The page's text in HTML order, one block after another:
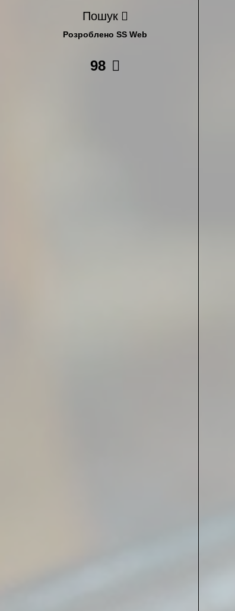
Пошук
Розроблено SS Web
98